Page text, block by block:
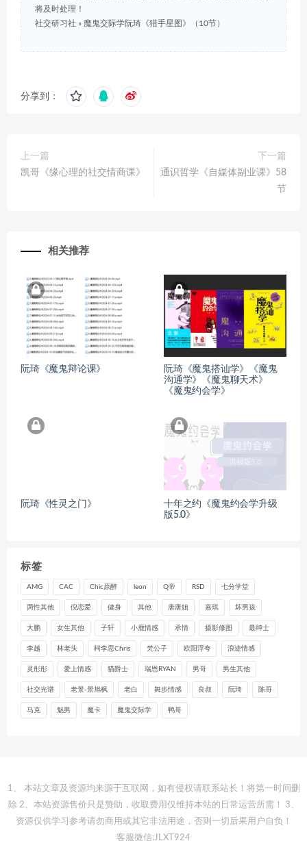
将及时处理！
社交研习社 » 魔鬼交际学阮琦《猎手星图》（10节）
分享到：
上一篇
凯哥《缘心理的社交情商课》
下一篇
通识哲学《自媒体副业课》58
节
相关推荐
阮琦《魔鬼辩论课》
阮琦《魔鬼搭讪学》《魔鬼
沟通学》《魔鬼聊天术》
《魔鬼约会学》
阮琦《性灵之门》
十年之约《魔鬼约会学升级
版5.0》
标签
AMG CAC Chic原醉 leon Q帝 RSD 七分学堂
两性其他 倪恋爱 健身 其他 唐唐姐 嘉琪 坏男孩
大鹏 女生其他 子轩 小鹿情感 承情 摄影修图 最绅士
李越 林老头 柯李思Chris 梵公子 欧阳浮夸 浪迹情感
灵彤彤 爱上情感 猫爵士 瑞恩RYAN 男哥 男生其他
社交光谱 老景-景旭枫 老白 舞步情感 良叔 阮琦 陈哥
马克 魅男 魔卡 魔鬼交际学 鸭哥
1、 本站文章及资源均来源于互联网，如有侵权请联系站长！将第一时间删
除 2、本站资源售价只是赞助，收取费用仅维持本站的日常运营所需！ 3、
资源仅供学习参考请勿商用或其它非法用途，否则一切后果用户自负！
客服微信:JLXT924